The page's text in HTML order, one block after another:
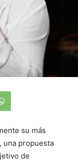
su más
una propuesta
de